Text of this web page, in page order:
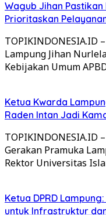
Wagub Jihan Pastikan
Prioritaskan
TOPIKINDONESIA.ID
Lampung Jihan
Kebijakan Umum
Ketua Kwarda
Raden Intan Jadi
TOPIKINDONESIA.ID
Gerakan Pramuka
Rektor Universitas
Ketua DPRD
untuk Infrastruktur